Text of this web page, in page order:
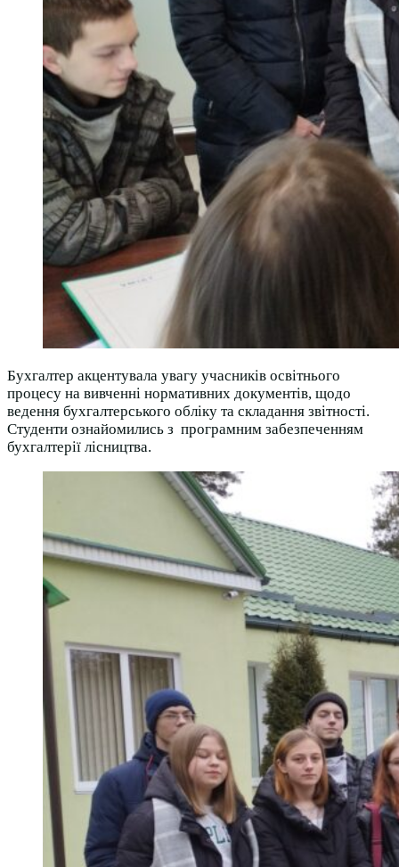
Бухгалтер акцентувала увагу учасників освітнього
процесу на вивченні нормативних документів, щодо
ведення бухгалтерського обліку та складання звітності.
Студенти ознайомились з програмним забезпеченням
бухгалтерії лісництва.